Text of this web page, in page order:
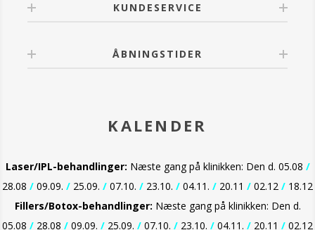
KUNDESERVICE
ÅBNINGSTIDER
KALENDER
Laser/IPL-behandlinger: Næste gang på klinikken: Den d. 05.08 /
28.08 / 09.09. / 25.09. / 07.10. / 23.10. / 04.11. / 20.11 / 02.12 / 18.12
Fillers/Botox-behandlinger: Næste gang på klinikken: Den d.
05.08 / 28.08 / 09.09. / 25.09. / 07.10. / 23.10. / 04.11. / 20.11 / 02.12